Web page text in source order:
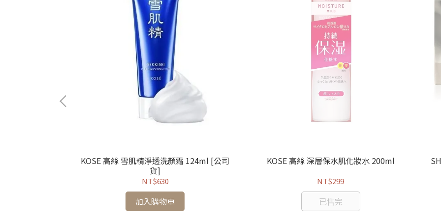
KOSE 高絲 雪肌精淨透洗顏霜 124ml [公司
貨]
NT$630
加入購物車
KOSE 高絲 深層保水肌化妝水 200ml
NT$299
已售完